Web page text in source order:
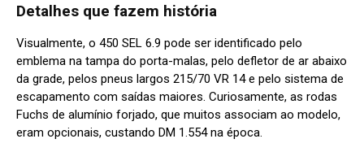
Detalhes que fazem história
Visualmente, o 450 SEL 6.9 pode ser identificado pelo
emblema na tampa do porta-malas, pelo defletor de ar abaixo
da grade, pelos pneus largos 215/70 VR 14 e pelo sistema de
escapamento com saídas maiores. Curiosamente, as rodas
Fuchs de alumínio forjado, que muitos associam ao modelo,
eram opcionais, custando DM 1.554 na época.